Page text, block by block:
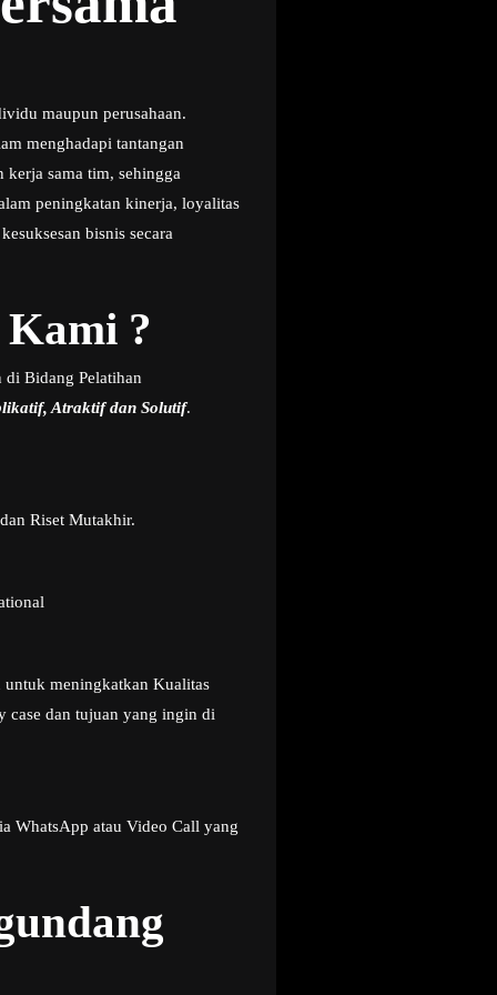
maupun perusahaan.
menghadapi tantangan
sama tim, sehingga
peningkatan kinerja, loyalitas
bisnis secara
?
di Bidang Pelatihan
Atraktif dan Solutif.
Riset Mutakhir.
meningkatkan Kualitas
case dan tujuan yang ingin di
WhatsApp atau Video Call yang